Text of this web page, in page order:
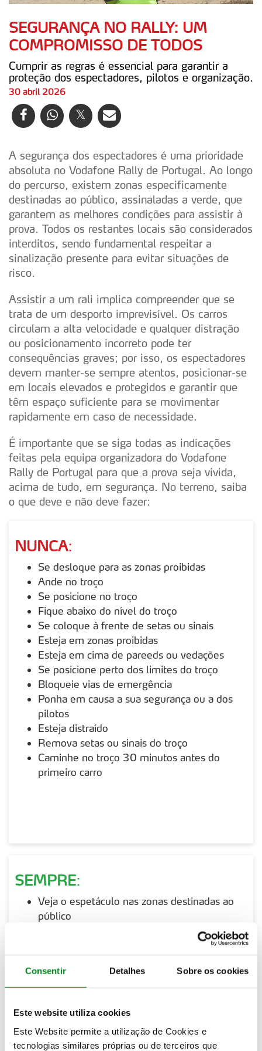
Consentir Detalhes Sobre os cookies
Este website utiliza cookies
Este Website permite a utilização de Cookies e
tecnologias similares próprias ou de terceiros que
SEGURANÇA NO RALLY: UM
COMPROMISSO DE TODOS
Cumprir as regras é essencial para garantir a
proteção dos espectadores, pilotos e organização.
30 abril 2026
A segurança dos espectadores é uma prioridade
absoluta no Vodafone Rally de Portugal. Ao longo
do percurso, existem zonas especificamente
destinadas ao público, assinaladas a verde, que
garantem as melhores condições para assistir à
prova. Todos os restantes locais são considerados
interditos, sendo fundamental respeitar a
sinalização presente para evitar situações de
risco.
Assistir a um rali implica compreender que se
trata de um desporto imprevisível. Os carros
circulam a alta velocidade e qualquer distração
ou posicionamento incorreto pode ter
consequências graves; por isso, os espectadores
devem manter-se sempre atentos, posicionar-se
em locais elevados e protegidos e garantir que
têm espaço suficiente para se movimentar
rapidamente em caso de necessidade.
É importante que se siga todas as indicações
feitas pela equipa organizadora do Vodafone
Rally de Portugal para que a prova seja vivida,
acima de tudo, em segurança. No terreno, saiba
o que deve e não deve fazer:
NUNCA:
Se desloque para as zonas proibidas
Ande no troço
Se posicione no troço
Fique abaixo do nível do troço
Se coloque à frente de setas ou sinais
Esteja em zonas proibidas
Esteja em cima de pareeds ou vedações
Se posicione perto dos limites do troço
Bloqueie vias de emergência
Ponha em causa a sua segurança ou a dos
pilotos
Esteja distraído
Remova setas ou sinais do troço
Caminhe no troço 30 minutos antes do
primeiro carro
SEMPRE:
Veja o espetáculo nas zonas destinadas ao
público
Garante que tem espaço para se mover
rapidamente
Mantenha-se alerta
supervisionadas
Tente colocar-se atrás de algo sólido e
resistente